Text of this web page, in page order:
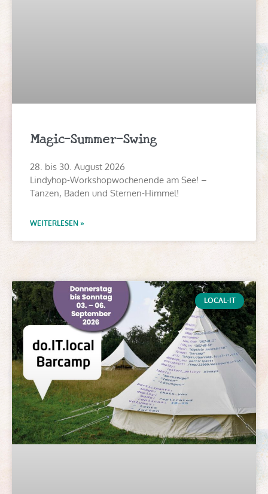
Magic-Summer-Swing
28. bis 30. August 2026
Lindyhop-Workshopwochenende am See! –
Tanzen, Baden und Sternen-Himmel!
WEITERLESEN »
LOCAL-IT